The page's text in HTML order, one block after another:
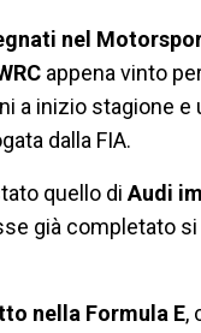
nel
appena vinto
inizio stagione e
dalla FIA.
quello di Audi
già completato si
nella Formula E,